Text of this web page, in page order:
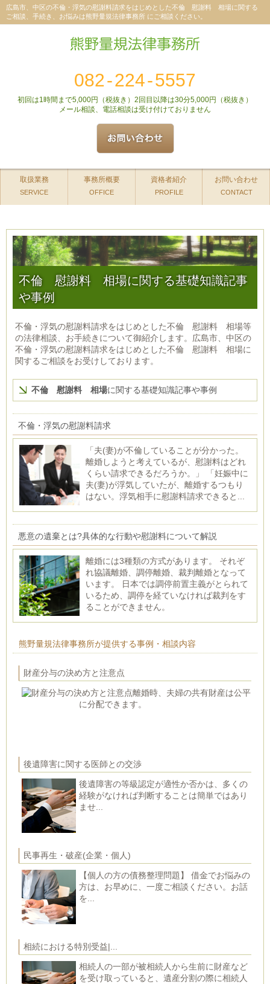
広島市、中区の不倫・浮気の慰謝料請求をはじめとした不倫 慰謝料 相場に関する
ご相談、手続き、お悩みは熊野量規法律事務所 にご相談ください。
082-224-5557
初回は1時間まで5,000円（税抜き）2回目以降は30分5,000円（税抜き）
メール相談、電話相談は受け付けておりません
取扱業務
SERVICE
事務所概要
OFFICE
資格者紹介
PROFILE
お問い合わせ
CONTACT
不倫 慰謝料 相場に関する基礎知識記事
や事例
不倫・浮気の慰謝料請求をはじめとした不倫 慰謝料 相場等
の法律相談、お手続きについて御紹介します。広島市、中区の
不倫・浮気の慰謝料請求をはじめとした不倫 慰謝料 相場に
関するご相談をお受けしております。
不倫 慰謝料 相場に関する基礎知識記事や事例
不倫・浮気の慰謝料請求
「夫(妻)が不倫していることが分かった。
離婚しようと考えているが、慰謝料はどれ
くらい請求できるだろうか。」 「妊娠中に
夫(妻)が浮気していたが、離婚するつもり
はない。浮気相手に慰謝料請求できると...
悪意の遺棄とは?具体的な行動や慰謝料について解説
離婚には3種類の方式があります。 それぞ
れ協議離婚、調停離婚、裁判離婚となって
います。 日本では調停前置主義がとられて
いるため、調停を経ていなければ裁判をす
ることができません。
熊野量規法律事務所が提供する事例・相談内容
財産分与の決め方と注意点
離婚時、夫婦の共有財産は公平
に分配できます。
後遺障害に関する医師との交渉
後遺障害の等級認定が適性か否かは、多くの
経験がなければ判断することは簡単ではあり
ませ...
民事再生・破産(企業・個人)
【個人の方の債務整理問題】 借金でお悩みの
方は、お早めに、一度ご相談ください。お話
を...
相続における特別受益|...
相続人の一部が被相続人から生前に財産など
を受け取っていると、遺産分割の際に相続人